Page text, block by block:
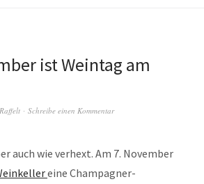
ist Weintag am
Schreibe einen Kommentar
auch wie verhext. Am 7. November
eine Champagner-